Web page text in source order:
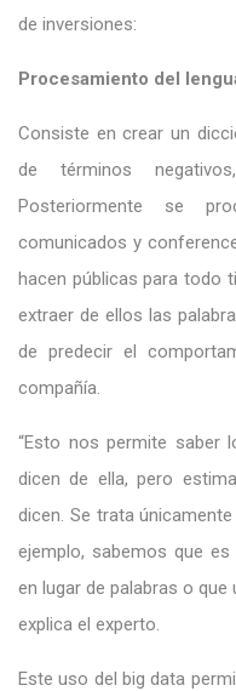
de inversiones:
Procesamiento del
Consiste en crear un
de términos
Posteriormente se
comunicados y
hacen públicas para todo
extraer de ellos las
de predecir el
compañía.
“Esto nos permite saber
dicen de ella, pero
dicen. Se trata
ejemplo, sabemos que
en lugar de palabras o que
explica el experto.
Este uso del big data